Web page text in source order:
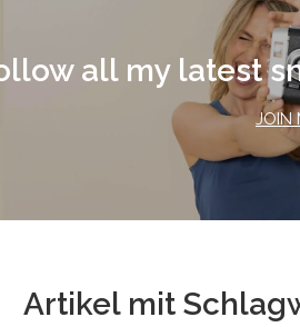
all my latest
JOIN
Artikel mit